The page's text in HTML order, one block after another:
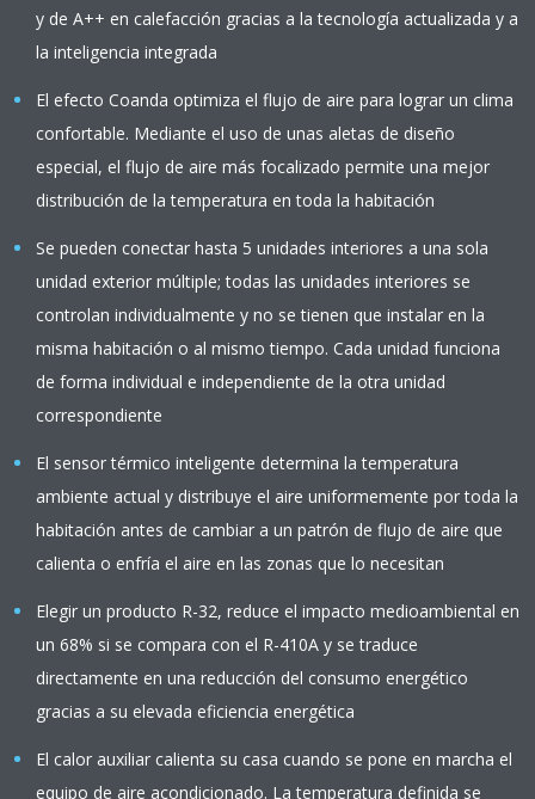
y de A++ en calefacción gracias a la tecnología actualizada y a
la inteligencia integrada
El efecto Coanda optimiza el flujo de aire para lograr un clima
confortable. Mediante el uso de unas aletas de diseño
especial, el flujo de aire más focalizado permite una mejor
distribución de la temperatura en toda la habitación
Se pueden conectar hasta 5 unidades interiores a una sola
unidad exterior múltiple; todas las unidades interiores se
controlan individualmente y no se tienen que instalar en la
misma habitación o al mismo tiempo. Cada unidad funciona
de forma individual e independiente de la otra unidad
correspondiente
El sensor térmico inteligente determina la temperatura
ambiente actual y distribuye el aire uniformemente por toda la
habitación antes de cambiar a un patrón de flujo de aire que
calienta o enfría el aire en las zonas que lo necesitan
Elegir un producto R-32, reduce el impacto medioambiental en
un 68% si se compara con el R-410A y se traduce
directamente en una reducción del consumo energético
gracias a su elevada eficiencia energética
El calor auxiliar calienta su casa cuando se pone en marcha el
equipo de aire acondicionado. La temperatura definida se